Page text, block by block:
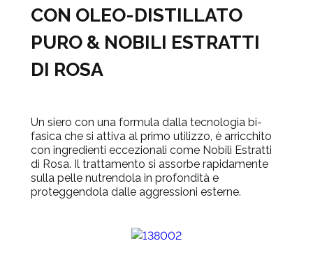
CON OLEO-DISTILLATO
PURO & NOBILI ESTRATTI
DI ROSA
Un siero con una formula dalla tecnologia bi-
fasica che si attiva al primo utilizzo, è arricchito
con ingredienti eccezionali come Nobili Estratti
di Rosa. Il trattamento si assorbe rapidamente
sulla pelle nutrendola in profondità e
proteggendola dalle aggressioni esterne.